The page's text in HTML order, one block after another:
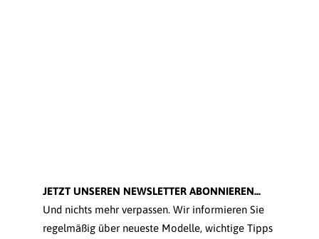
JETZT UNSEREN NEWSLETTER ABONNIEREN...
Und nichts mehr verpassen. Wir informieren Sie
regelmäßig über neueste Modelle, wichtige Tipps